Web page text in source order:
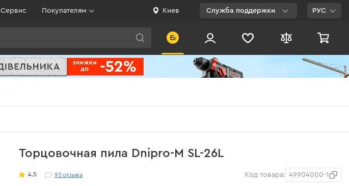
Сервис Покупателям Киев Служба поддержки РУС
Торцовочная пила Dnipro-M SL-26L
4.5 93отзыва Код товара: 49904000-1